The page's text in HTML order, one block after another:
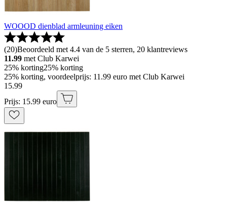
WOOOD dienblad armleuning eiken
(20)Beoordeeld met 4.4 van de 5 sterren, 20 klantreviews
11.99 met Club Karwei
25% korting25% korting
25% korting, voordeelprijs: 11.99 euro met Club Karwei
15.99
Prijs: 15.99 euro